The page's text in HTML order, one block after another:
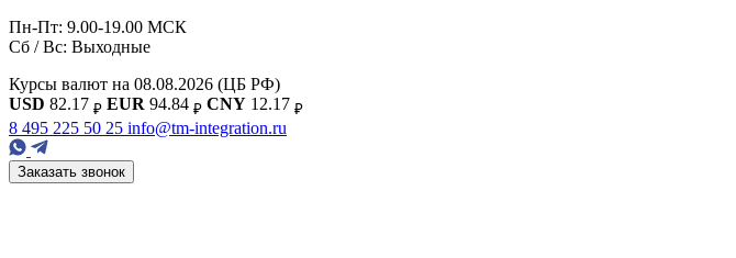
Пн-Пт: 9.00-19.00 МСК
Сб / Вс: Выходные
Курсы валют на 08.08.2026 (ЦБ РФ)
USD 82.17 ₽ EUR 94.84 ₽ CNY 12.17 ₽
8 495 225 50 25 info@tm-integration.ru
Заказать звонок